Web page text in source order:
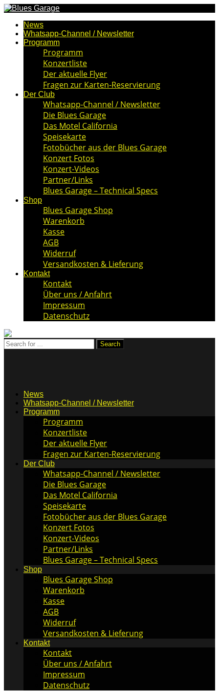
News
Whatsapp-Channel / Newsletter
Programm
Programm
Konzertliste
Der aktuelle Flyer
Fragen zur Karten-Reservierung
Der Club
Whatsapp-Channel / Newsletter
Die Blues Garage
Das Motel California
Speisekarte
Fotobücher aus der Blues Garage
Konzert Fotos
Konzert-Videos
Partner/Links
Blues Garage – Technical Specs
Shop
Blues Garage Shop
Warenkorb
Kasse
AGB
Widerruf
Versandkosten & Lieferung
Kontakt
Kontakt
Über uns / Anfahrt
Impressum
Datenschutz
News
Whatsapp-Channel / Newsletter
Programm
Programm
Konzertliste
Der aktuelle Flyer
Fragen zur Karten-Reservierung
Der Club
Whatsapp-Channel / Newsletter
Die Blues Garage
Das Motel California
Speisekarte
Fotobücher aus der Blues Garage
Konzert Fotos
Konzert-Videos
Partner/Links
Blues Garage – Technical Specs
Shop
Blues Garage Shop
Warenkorb
Kasse
AGB
Widerruf
Versandkosten & Lieferung
Kontakt
Kontakt
Über uns / Anfahrt
Impressum
Datenschutz